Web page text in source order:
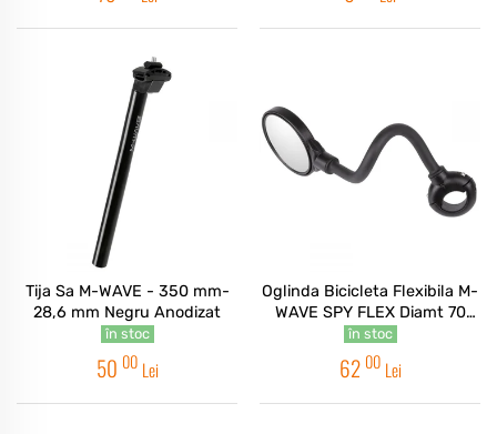
Tija Sa M-WAVE - 350 mm-
28,6 mm Negru Anodizat
în stoc
50 00 Lei
Oglinda Bicicleta Flexibila M-
WAVE SPY FLEX Diamt 70
mm
în stoc
62 00 Lei